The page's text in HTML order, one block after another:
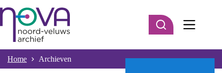
naar
inhoud
Home Archieven